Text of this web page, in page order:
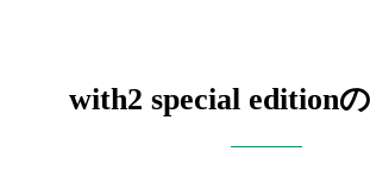
with2 special edition